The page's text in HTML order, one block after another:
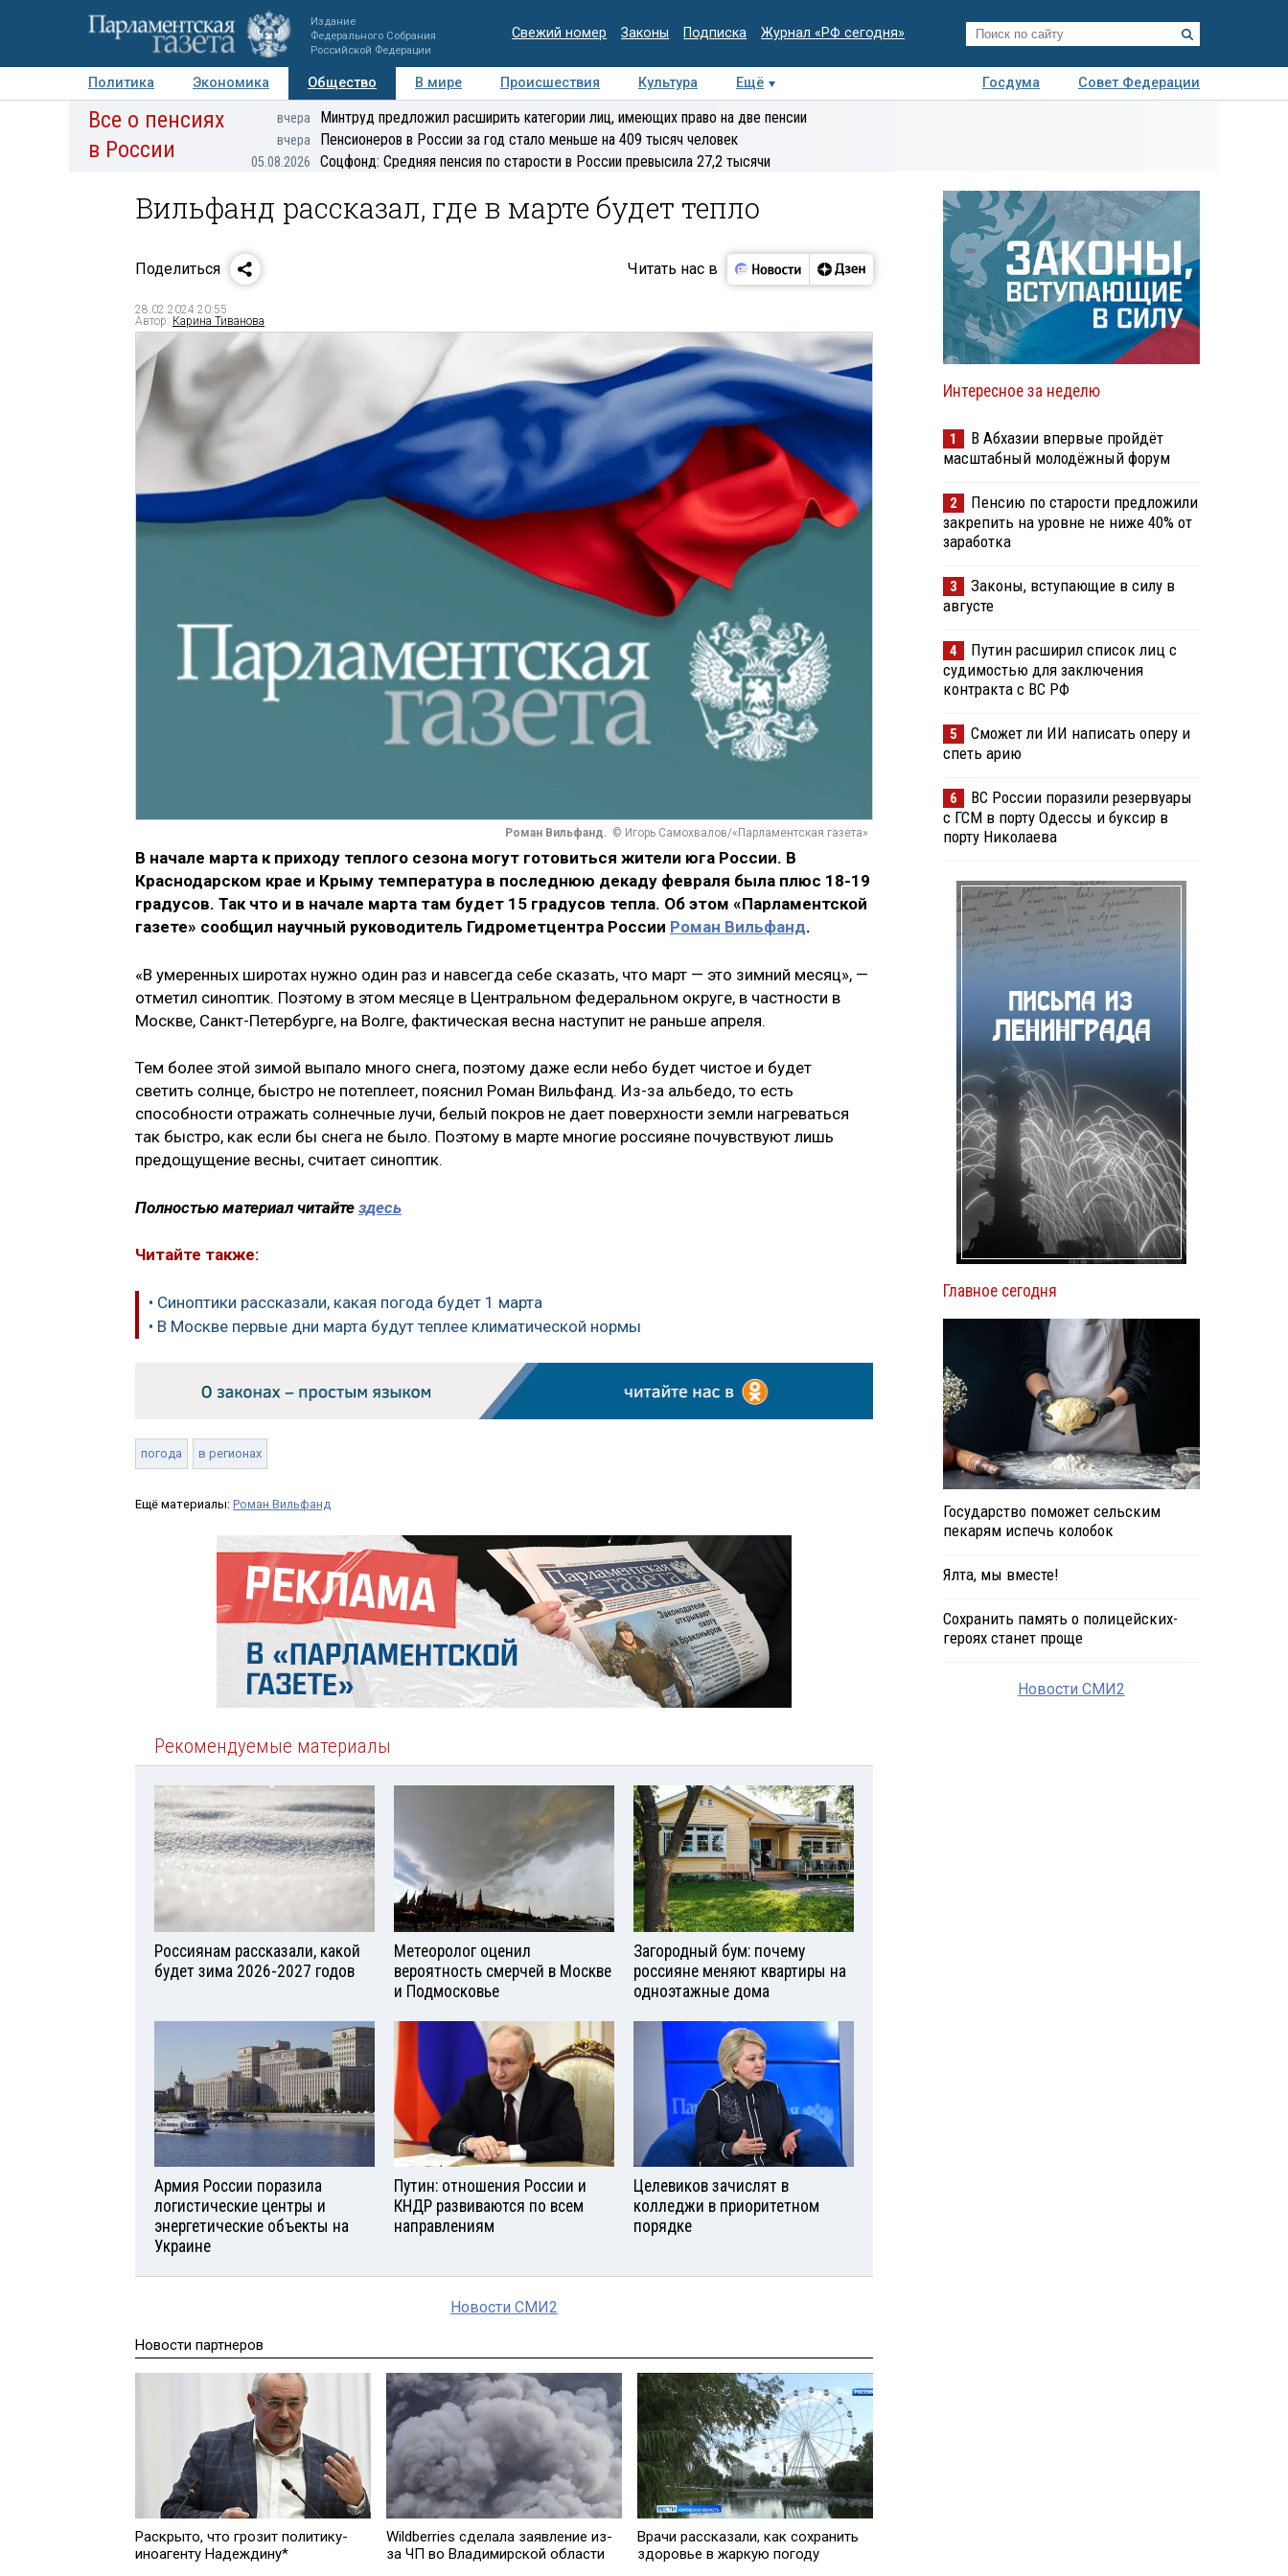
Издание
Федерального Собрания
Российской Федерации
Свежий номер Законы Подписка Журнал «РФ сегодня»
Политика Экономика Общество В мире Происшествия Культура Ещё Госдума
Совет Федерации
Авторы Персоны Мнения Регионы Медиацентр Интервью Колумнисты
Деловая
Все о пенсиях
в России
вчера Минтруд предложил расширить категории лиц, имеющих право на две пенсии
вчера Пенсионеров в России за год стало меньше на 409 тысяч человек
05.08.2026 Соцфонд: Средняя пенсия по старости в России превысила 27,2 тысячи
Вильфанд рассказал, где в марте будет тепло
Поделиться Читать нас в
28.02.2024 20:55
Автор: Карина Тиванова
Роман Вильфанд. © Игорь Самохвалов/«Парламентская газета»
В начале марта к приходу теплого сезона могут готовиться жители юга России. В
Краснодарском крае и Крыму температура в последнюю декаду февраля была плюс 18-19
градусов. Так что и в начале марта там будет 15 градусов тепла. Об этом «Парламентской
газете» сообщил научный руководитель Гидрометцентра России Роман Вильфанд.
«В умеренных широтах нужно один раз и навсегда себе сказать, что март — это зимний месяц», —
отметил синоптик. Поэтому в этом месяце в Центральном федеральном округе, в частности в
Москве, Санкт-Петербурге, на Волге, фактическая весна наступит не раньше апреля.
Тем более этой зимой выпало много снега, поэтому даже если небо будет чистое и будет
светить солнце, быстро не потеплеет, пояснил Роман Вильфанд. Из-за альбедо, то есть
способности отражать солнечные лучи, белый покров не дает поверхности земли нагреваться
так быстро, как если бы снега не было. Поэтому в марте многие россияне почувствуют лишь
предощущение весны, считает синоптик.
Полностью материал читайте здесь
Читайте также:
• Синоптики рассказали, какая погода будет 1 марта
• В Москве первые дни марта будут теплее климатической нормы
погода в регионах
Ещё материалы: Роман Вильфанд
Рекомендуемые материалы
Россиянам рассказали, какой
будет зима 2026-2027 годов
Метеоролог оценил
вероятность смерчей в Москве
и Подмосковье
Загородный бум: почему
россияне меняют квартиры на
одноэтажные дома
Армия России поразила
логистические центры и
энергетические объекты на
Украине
Путин: отношения России и
КНДР развиваются по всем
направлениям
Целевиков зачислят в
колледжи в приоритетном
порядке
Новости СМИ2
Новости партнеров
Раскрыто, что грозит политику-
иноагенту Надеждину*
Wildberries cделала заявление из-
за ЧП во Владимирской области
Врачи рассказали, как сохранить
здоровье в жаркую погоду
Интересное за неделю
1
В Абхазии впервые пройдёт
масштабный молодёжный форум
2
Пенсию по старости предложили
закрепить на уровне не ниже 40% от
заработка
3
Законы, вступающие в силу в
августе
4
Путин расширил список лиц с
судимостью для заключения
контракта с ВС РФ
5
Сможет ли ИИ написать оперу и
спеть арию
6
ВС России поразили резервуары
с ГСМ в порту Одессы и буксир в
порту Николаева
Главное сегодня
Государство поможет сельским
пекарям испечь колобок
Ялта, мы вместе!
Сохранить память о полицейских-
героях станет проще
Новости СМИ2